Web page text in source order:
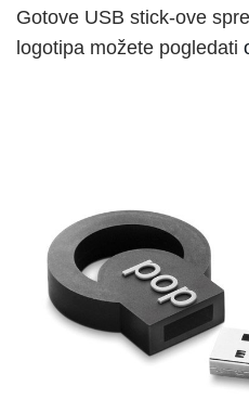
Gotove USB stick-ove
logotipa možete pogledati